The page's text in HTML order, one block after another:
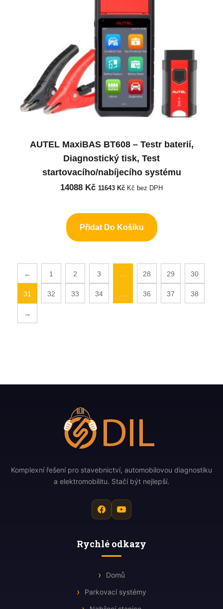
AUTEL MaxiBAS BT608 – Testr baterií,
Diagnostický tisk, Test
startovacího/nabíjecího systému
14088 Kč 11643 Kč Kč bez DPH
Přidat Do Košíku
← 1 2 3 … 28 29 30
31 32 33 34 … 36 37 38
→
Komplexní řešení pro stavebnictví, automobilovou diagnostiku
a elektromobilitu. Stačí být nejlepší.
Rychlé odkazy
Domů
Parkovací systémy